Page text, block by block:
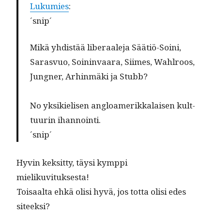
Luku­mies:
´snip´
Mikä yhdis­tää lib­er­aale­ja Säätiö-Soi­ni,
Sarasvuo, Soin­in­vaara, Siimes, Wahlroos,
Jungn­er, Arhin­mä­ki ja Stubb?
No yksikielisen angloamerikkalaisen kult­
tuurin ihannointi.
´snip´
Hyvin kek­sit­ty, täysi kymp­pi
mielikuvituksesta!
Toisaal­ta ehkä olisi hyvä, jos tot­ta olisi edes
siteeksi?